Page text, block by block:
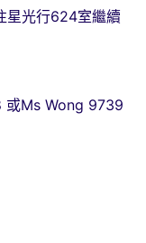
星光行624室繼續
或Ms Wong 9739